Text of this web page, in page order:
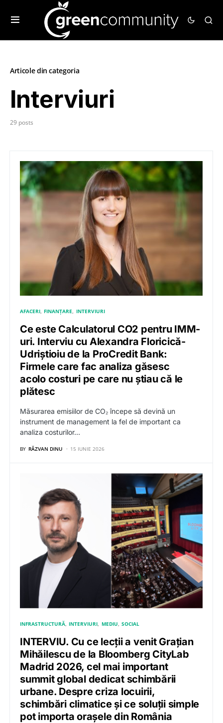
Articole din categoria
Interviuri
29 posts
AFACERI FINANȚARE INTERVIURI
Ce este Calculatorul CO2 pentru IMM-
uri. Interviu cu Alexandra Floricică-
Udriştioiu de la ProCredit Bank:
Firmele care fac analiza găsesc
acolo costuri pe care nu știau că le
plătesc
Măsurarea emisiilor de CO₂ începe să devină un
instrument de management la fel de important ca
analiza costurilor…
BY RĂZVAN DINU 15 IUNIE 2026
INFRASTRUCTURĂ INTERVIURI MEDIU SOCIAL
INTERVIU. Cu ce lecții a venit Grațian
Mihăilescu de la Bloomberg CityLab
Madrid 2026, cel mai important
summit global dedicat schimbării
urbane. Despre criza locuirii,
schimbări climatice și ce soluții simple
pot importa orașele din România